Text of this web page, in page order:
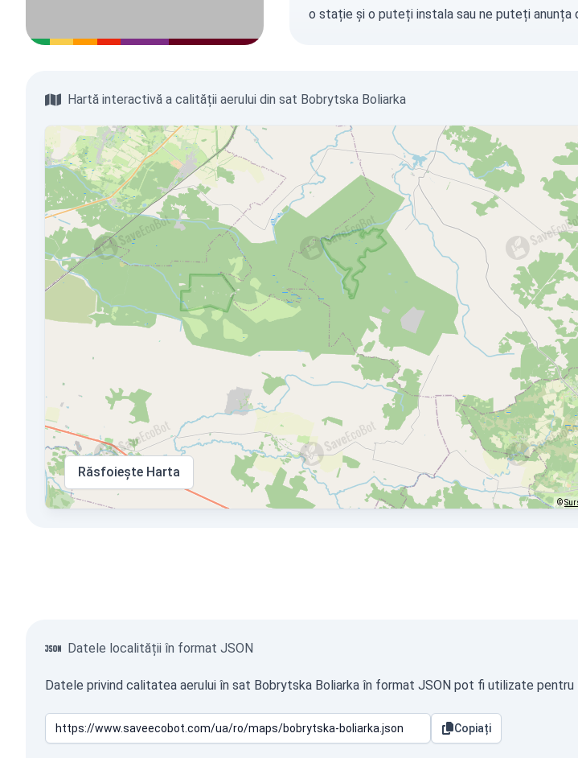
o stație și o puteți instala sau ne puteți anunța
Hartă interactivă a calității aerului din sat Bobrytska Boliarka
Răsfoiește Harta
©
Datele localității în format JSON
Datele privind calitatea aerului în sat Bobrytska Boliarka în format JSON pot fi utilizate
Copiați